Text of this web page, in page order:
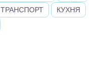
ТРАНСПОРТ
КУХНЯ